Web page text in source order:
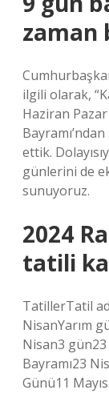
zaman
ilgili olarak,
Haziran
ettik.
günlerini de
sunuyoruz.
2024
tatili
TatillerTatil
NisanYarım
Nisan3
Bayramı23
Günü11